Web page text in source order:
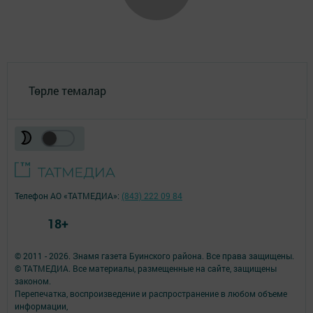
Төрле темалар
© 2011 - 2026. Знамя газета Буинского района. Все права защищены.
© ТАТМЕДИА. Все материалы, размещенные на сайте, защищены
законом.
Перепечатка, воспроизведение и распространение в любом объеме
информации,
Телефон АО «ТАТМЕДИА»: (843) 222 09 84
18+